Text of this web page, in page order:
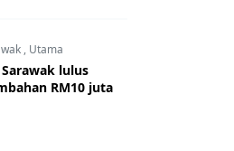
, Utama
lulus
RM10 juta